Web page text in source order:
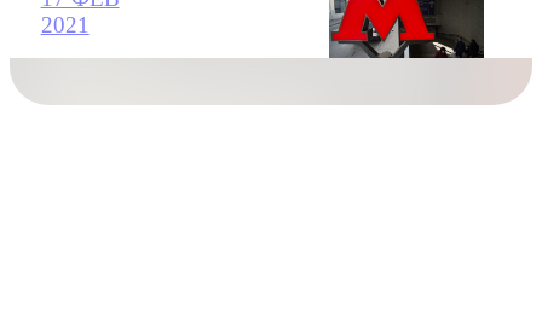
2021